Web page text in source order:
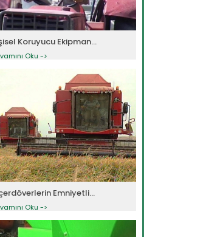
Koruyucu Ekipman...
Oku ->
Emniyetli...
Oku ->